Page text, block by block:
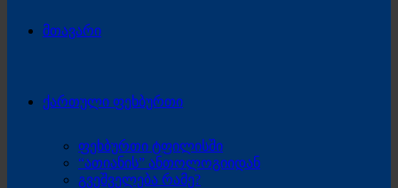
მთავარი
ქართული ფეხბურთი
ფეხბურთი ტფილისში
“ათიანის” ანთოლოგიიდან
გვეშველება რამე?